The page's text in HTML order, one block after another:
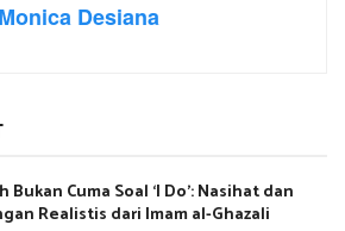
Monica Desiana
Bukan Cuma Soal ‘I Do’: Nasihat dan
Realistis dari Imam al-Ghazali